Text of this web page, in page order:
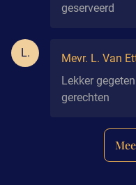
geserveerd
L.
Mevr. L. Van
Lekker
gerechten